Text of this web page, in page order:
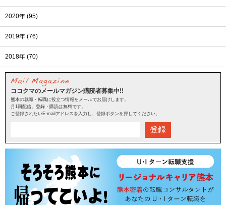
2020年 (95)
2019年 (76)
2018年 (70)
ココクマのメールマガジン購読者募集中!!
熊本の就職・転職に役立つ情報をメールでお届けします。
月1回配信。登録・購読は無料です。
ご登録されたいE-mailアドレスを入力し、登録ボタンを押してください。
登録